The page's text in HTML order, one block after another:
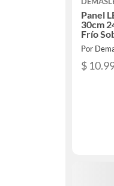
Panel
30cm
Frío
Por
$